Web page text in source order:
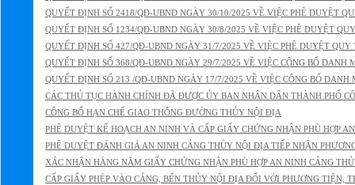
QUYẾT ĐỊNH SỐ 2418/QĐ-UBND NGÀY 30/10/2025 VỀ VIỆC PHÊ DUYỆT
QUYẾT ĐỊNH SỐ 1234/QĐ-UBND NGÀY 30/8/2025 VỀ VIỆC PHÊ DUYỆT
QUYẾT ĐỊNH SỐ 427/QĐ-UBND NGÀY 31/7/2025 VỀ VIỆC PHÊ DUYỆT
QUYẾT ĐỊNH SỐ 368/QĐ-UBND NGÀY 29/7/2025 VỀ VIỆC CÔNG BỐ DANH
QUYẾT ĐỊNH SỐ 213 /QĐ-UBND NGÀY 17/7/2025 VỀ VIỆC CÔNG BỐ
CÁC THỦ TỤC HÀNH CHÍNH ĐÃ ĐƯỢC ỦY BAN NHÂN DÂN THÀNH PHỐ
CÔNG BỐ HẠN CHẾ GIAO THÔNG ĐƯỜNG THỦY NỘI ĐỊA
PHÊ DUYỆT KẾ HOẠCH AN NINH VÀ CẤP GIẤY CHỨNG NHẬN PHÙ HỢP
PHÊ DUYỆT ĐÁNH GIÁ AN NINH CẢNG THỦY NỘI ĐỊA TIẾP NHẬN
XÁC NHẬN HÀNG NĂM GIẤY CHỨNG NHẬN PHÙ HỢP AN NINH CẢNG
CẤP GIẤY PHÉP VÀO CẢNG, BẾN THỦY NỘI ĐỊA ĐỐI VỚI PHƯƠNG TIỆN,